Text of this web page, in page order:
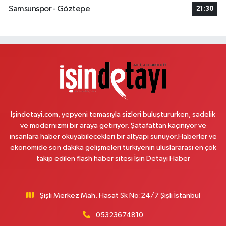
Saadetdere Mahallesi Fevzi Çakmak Caddesi No:67-69 A Depo kapalı
Reşitpaşa Mahallesi Tuncay Artun Caddesi No:10B Altınokta Körler Vakfı
Plevne Eczanesi
Mevlana Mahallesi İbrahim Hayırlıoğlu Caddesi 6 3 PLEVNE KONUTLARI
0 (212) 823 53 43 Yol Tarifi Al
Siyavuşpaşa Mahallesi Adnan Kahveci Bulvarı 154 B MEMORIAL
Samsunspor - Göztepe
21:30
İşindetayi.com, yepyeni temasıyla sizleri buluştururken, sadelik
ve modernizmi bir araya getiriyor. Şatafattan kaçınıyor ve
insanlara haber okuyabilecekleri bir altyapı sunuyor.Haberler ve
ekonomide son dakika gelişmeleri türkiyenin uluslararası en çok
takip edilen flash haber sitesi İşin Detayı Haber
Şişli Merkez Mah. Hasat Sk No:24/7 Şişli İstanbul
05323674810